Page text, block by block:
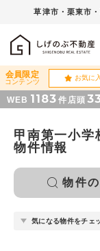
草津市・栗東市・
会員限定
コンテンツ
お気に
WEB 1183 件 店頭
甲南第一小学
物件情報
物件
気になる物件をチェ